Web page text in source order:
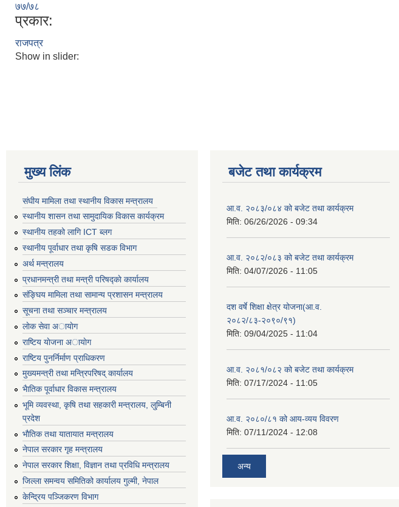
७७/७८
प्रकार:
राजपत्र
Show in slider:
मुख्य लिंक
संघीय मामिला तथा स्थानीय विकास मन्त्रालय
स्थानीय शासन तथा सामुदायिक विकास कार्यक्रम
स्थानीय तहको लागि ICT ब्लग
स्थानीय पूर्वाधार तथा कृषि सडक विभाग
अर्थ मन्त्रालय
प्रधानमन्त्री तथा मन्त्री परिषद्काे कार्यालय
संङ्घिय मामिला तथा सामान्य प्रशासन मन्त्रालय
सूचना तथा सञ्चार मन्त्रालय
लाेक सेवा अायाेग
राष्टिय याेजना अायाेग
राष्टिय पुनर्निर्माण प्राधिकरण
मुख्यमन्त्री तथा मन्त्रिपरिषद् कार्यालय
भैातिक पूर्वाधार विकास मन्त्रालय
भूमि व्यवस्था, कृषि तथा सहकारी मन्त्रालय, लु्म्बिनी
प्रदेश
भाैतिक तथा यातायात मन्त्रालय
नेपाल सरकार गृह मन्त्रालय
नेपाल सरकार शिक्षा, विज्ञान तथा प्रविधि मन्त्रालय
जिल्ला समन्वय समितिको कार्यालय गुल्मी, नेपाल
केन्द्रिय पञ्जिकरण विभाग
बजेट तथा कार्यक्रम
आ.व. २०८३/०८४ को बजेट तथा कार्यक्रम
मिति: 06/26/2026 - 09:34
आ.व. २०८२/०८३ को बजेट तथा कार्यक्रम
मिति: 04/07/2026 - 11:05
दश वर्षे शिक्षा क्षेत्र योजना(आ.व.
२०८२/८३-२०९०/९१)
मिति: 09/04/2025 - 11:04
आ.व. २०८१/०८२ को बजेट तथा कार्यक्रम
मिति: 07/17/2024 - 11:05
आ.व. २०८०/८१ को आय-व्यय विवरण
मिति: 07/11/2024 - 12:08
अन्य